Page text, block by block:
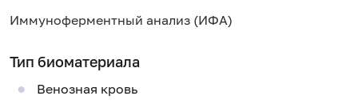
Иммуноферментный анализ (ИФА)
Тип биоматериала
Венозная кровь